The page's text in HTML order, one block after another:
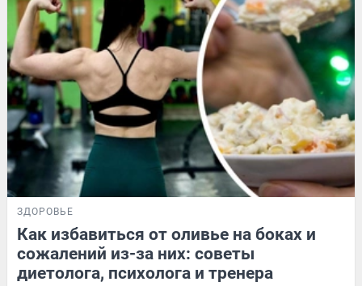
ЗДОРОВЬЕ
Как избавиться от оливье на боках и
сожалений из-за них: советы
диетолога, психолога и тренера